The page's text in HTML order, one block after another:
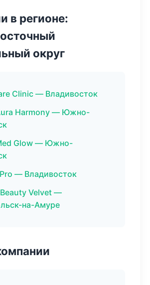
в регионе:
округ
Clinic — Владивосток
Harmony — Южно-
Glow — Южно-
— Владивосток
Velvet —
на-Амуре